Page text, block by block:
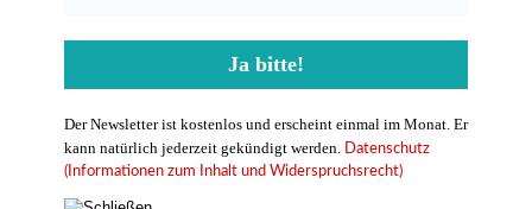
Der Newsletter ist kostenlos und erscheint einmal im Monat. Er
kann natürlich jederzeit gekündigt werden.
Datenschutz
(Informationen zum Inhalt und Widerspruchsrecht)